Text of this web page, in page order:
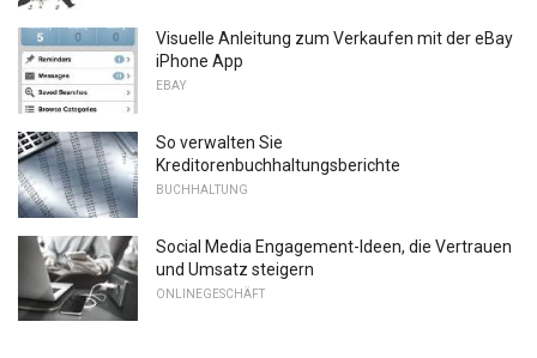
Visuelle Anleitung zum Verkaufen mit der eBay
iPhone App
EBAY
So verwalten Sie
Kreditorenbuchhaltungsberichte
BUCHHALTUNG
Social Media Engagement-Ideen, die Vertrauen
und Umsatz steigern
ONLINEGESCHÄFT